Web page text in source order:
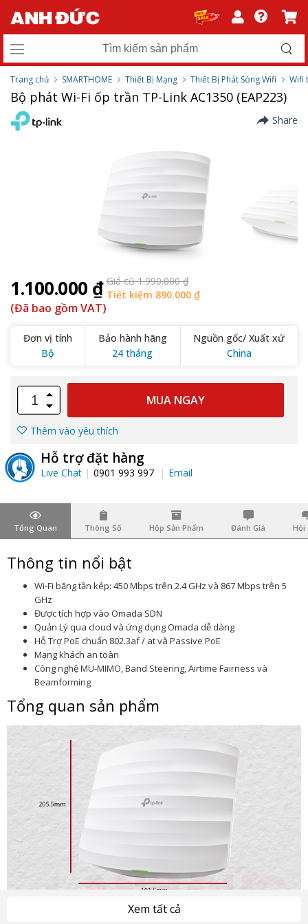
Trang chủ SMARTHOME Thiết Bị Mạng Thiết Bị Phát Sóng Wifi Wifi
Bộ phát Wi-Fi ốp trần TP-Link AC1350 (EAP223)
Share
1.100.000 ₫ Giá cũ 1.990.000 ₫
Tiết kiệm 890.000 ₫
(Đã bao gồm VAT)
Đơn vị tính
Bộ
Bảo hành hãng
24 tháng
Nguồn gốc/ Xuất xứ
China
MUA NGAY
Thêm vào yêu thích
Hỗ trợ đặt hàng
Live Chat 0901 993 997 Email
Tổng Quan Thông Số Hộp Sản Phẩm Đánh Giá Hỏi
Thông tin nổi bật
Wi-Fi băng tần kép: 450 Mbps trên 2.4 GHz và 867 Mbps trên 5
GHz
Được tích hợp vào Omada SDN
Quản Lý qua cloud và ứng dụng Omada dễ dàng
Hỗ Trợ PoE chuẩn 802.3af / at và Passive PoE
Mạng khách an toàn
Công nghệ MU-MIMO, Band Steering, Airtime Fairness và
Beamforming
Tổng quan sản phẩm
Xem tất cả